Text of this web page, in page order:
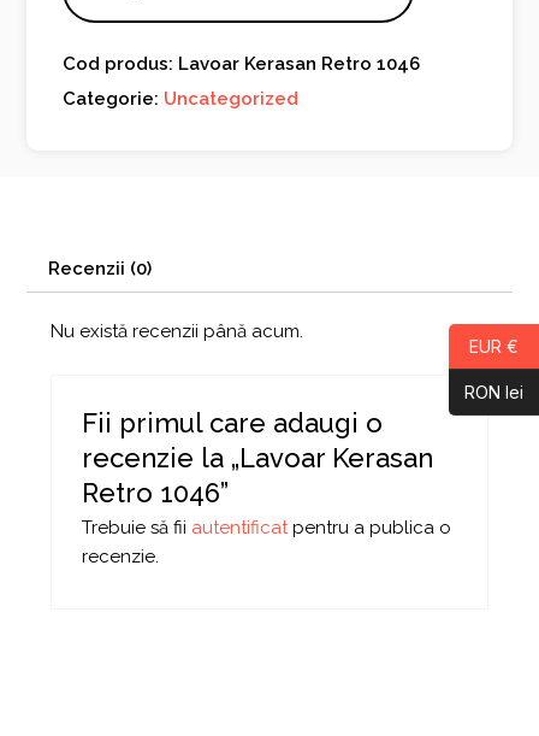
Cod produs: Lavoar Kerasan Retro 1046
Categorie: Uncategorized
Recenzii (0)
Nu există recenzii până acum.
Fii primul care adaugi o
recenzie la „Lavoar Kerasan
Retro 1046”
Trebuie să fii autentificatpentru a publica o
recenzie.
EUR €
RON lei